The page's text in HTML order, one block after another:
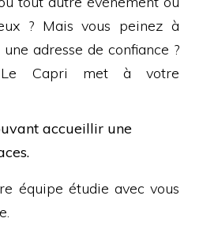
? Mais vous peinez à
adresse de confiance ?
Le Capri met à votre
accueillir une
équipe étudie avec vous